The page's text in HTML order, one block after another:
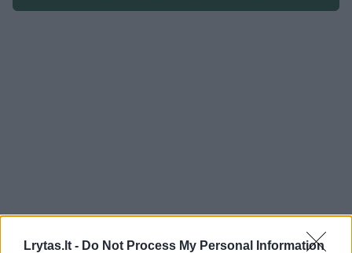
Lrytas.lt - Do Not Process My Personal Information